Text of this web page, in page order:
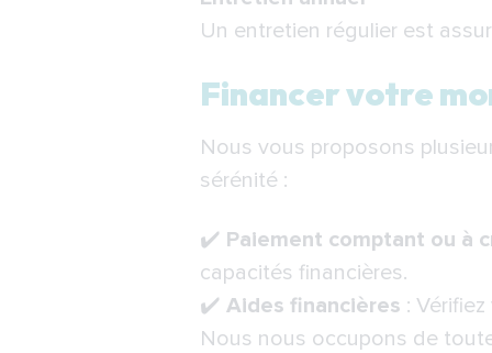
Un entretien régulier est
Financer votre
Nous vous proposons
sérénité :
✔️ Paiement comptant ou à
capacités financières.
✔️ Aides financières :
Nous nous occupons de